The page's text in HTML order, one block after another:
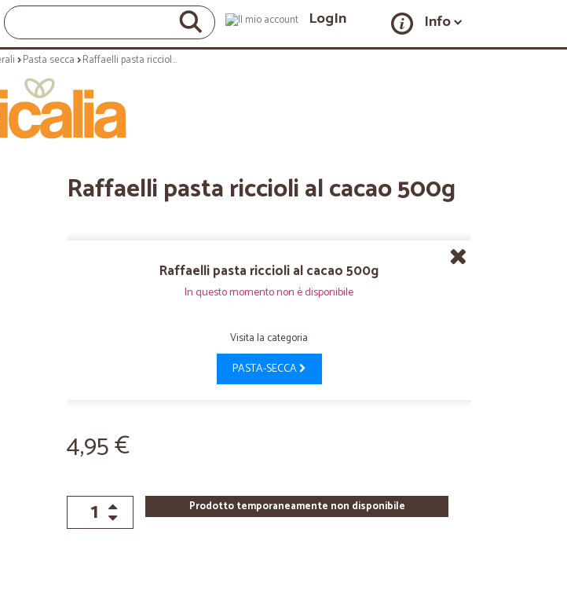
LogIn Info
Pasta secca Raffaelli pasta riccioli al cacao 500g
Raffaelli pasta riccioli al cacao 500g
Raffaelli pasta riccioli al cacao 500g
In questo momento non è disponibile
Visita la categoria
PASTA-SECCA
4,95 €
Prodotto temporaneamente non disponibile